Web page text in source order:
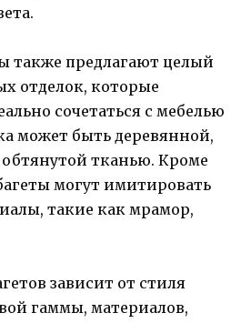
также предлагают целый
отделок, которые
сочетаться с мебелью
может быть деревянной,
тканью. Кроме
могут имитировать
такие как мрамор,
зависит от стиля
гаммы, материалов,